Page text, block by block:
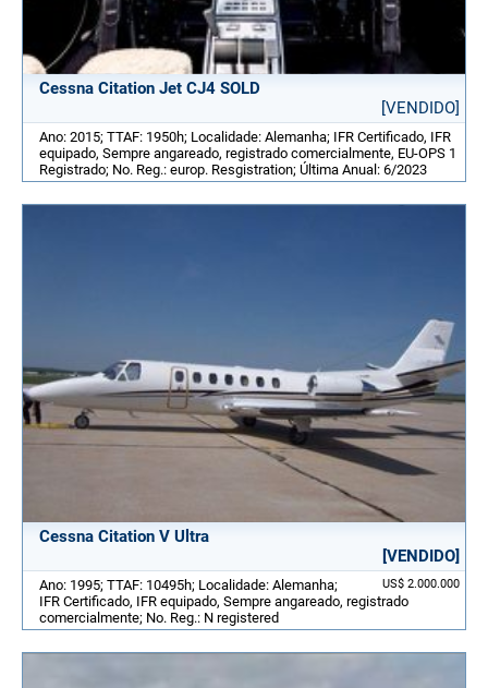
Cessna Citation Jet CJ4 SOLD
[VENDIDO]
Ano: 2015; TTAF: 1950h; Localidade: Alemanha; IFR Certificado, IFR
equipado, Sempre angareado, registrado comercialmente, EU-OPS 1
Registrado; No. Reg.: europ. Resgistration; Última Anual: 6/2023
Cessna Citation V Ultra
[VENDIDO]
US$ 2.000.000
Ano: 1995; TTAF: 10495h; Localidade: Alemanha;
IFR Certificado, IFR equipado, Sempre angareado, registrado
comercialmente; No. Reg.: N registered